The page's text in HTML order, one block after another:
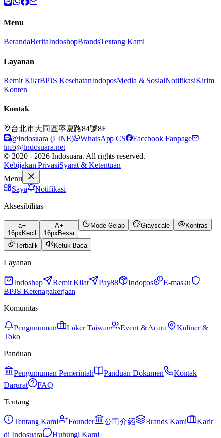
Menu
BerandaBeritaIndoshopBrandsTentang Kami
Layanan
Remit KilatBPJS KesehatanIndoposMedia & SosialNotifikasiKirim
Konten
Kontak
台北市大同區寧夏路84號8F
@indosuara (LINE)
WhatsApp CS
Facebook Fanpage
info@indosuara.net
© 2020 - 2026 Indosuara. All rights reserved.
Kebijakan PrivasiSyarat & Ketentuan
Menu
Saya
Notifikasi
Aksesibilitas
a
16px Kecil
A
16px Besar
Mode Gelap Grayscale Kontras
Terbalik Ketuk Baca
Layanan
Indoshop Remit Kilat Pay88 Indopos
E-masku
BPJS Ketenagakerjaan
Komunitas
Pengumuman Loker Taiwan Event & Acara
Kuliner &
Toko
Panduan
Pengumuman Pemerintah Panduan Dokumen
Kontak
Darurat
FAQ
Tentang
Tentang Kami Founder 公司介紹 Brands Kami
Karir
di Indosuara
Hubungi Kami